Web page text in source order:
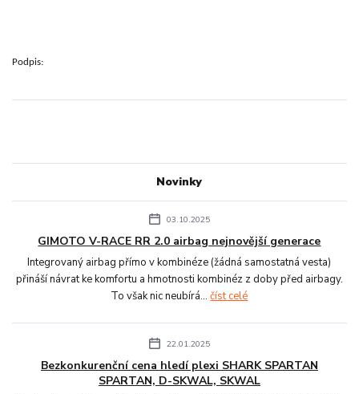
Novinky
03.10.2025
GIMOTO V-RACE RR 2.0 airbag nejnovější generace
Integrovaný airbag přímo v kombinéze (žádná samostatná vesta)
přináší návrat ke komfortu a hmotnosti kombinéz z doby před airbagy.
To však nic neubírá...číst celé
22.01.2025
Bezkonkurenční cena hledí plexi SHARK SPARTAN
SPARTAN, D-SKWAL, SKWAL
Podpis: